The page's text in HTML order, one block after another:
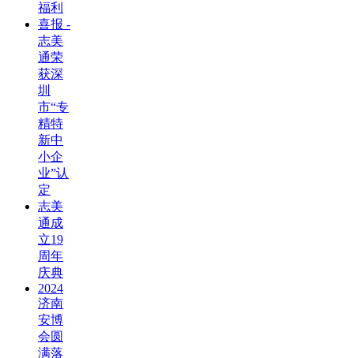
福利
喜报 -
志美
通荣
获深
圳
市“专
精特
新中
小企
业”认
定
志美
通成
立19
周年
庆典
2024
济南
安博
会圆
满落